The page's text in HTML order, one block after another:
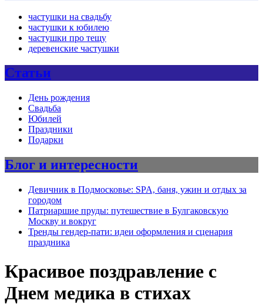
частушки на свадьбу
частушки к юбилею
частушки про тещу
деревенские частушки
Статьи
День рождения
Свадьба
Юбилей
Праздники
Подарки
Блог и интересности
Девичник в Подмосковье: SPA, баня, ужин и отдых за
городом
Патриаршие пруды: путешествие в Булгаковскую
Москву и вокруг
Тренды гендер-пати: идеи оформления и сценария
праздника
Красивое поздравление с
Днем медика в стихах